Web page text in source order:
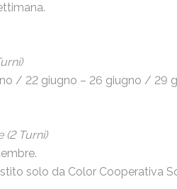
/ 22 giugno – 26 giugno /
(2 Turni)
solo da Color Cooperativa